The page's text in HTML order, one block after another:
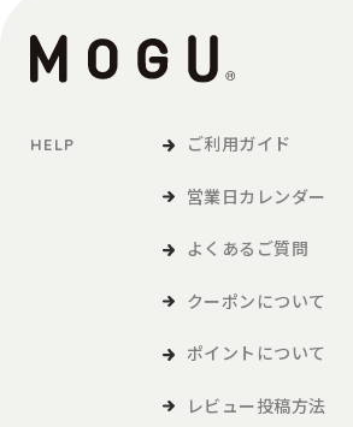
HELP ご利用ガイド
営業日カレンダー
よくあるご質問
クーポンについて
ポイントについて
レビュー投稿方法